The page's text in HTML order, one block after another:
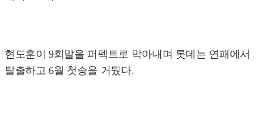
현도훈이 9회말을 퍼펙트로 막아내며 롯데는 연패에서
탈출하고 6월 첫승을 거뒀다.